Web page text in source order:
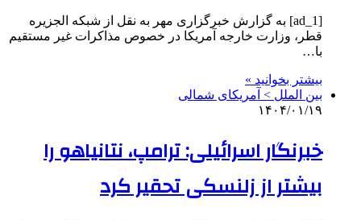
[ad_1] به گزارش خبرگزاری مهر به نقل از شبکه الجزیره
قطر، وزارت خارجه آمریکا در خصوص مذاکرات غیر مستقیم
با…
بیشتر بخوانید »
بین الملل > آمریکای شمالی
۱۴۰۴/۰۱/۱۹
خبرنگار اسرائیلی: ترامپ، نتانیاهو را
بیشتر از زلنسکی تحقیر کرد